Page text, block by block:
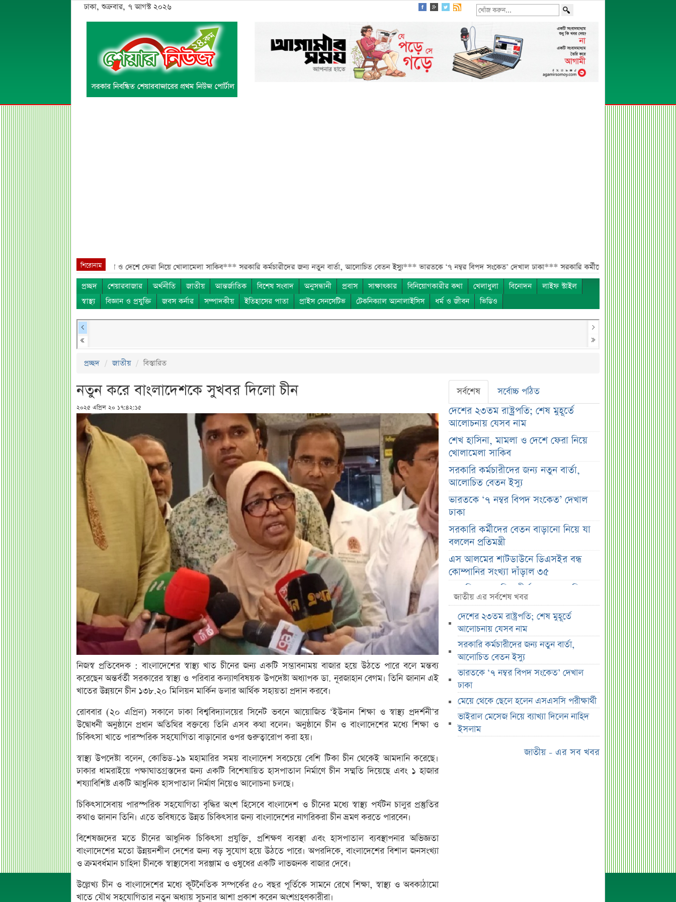
ঢাকা, শুক্রবার, ৭ আগস্ট ২০২৬
শিরোনাম
শেখ হাসিনা, মামলা ও দেশে ফেরা নিয়ে খোলামেলা সাকিব*** সরকারি কর্মচারীদের জন্য নতুন বার্তা, আলোচিত বেতন ইস্যু*** ভারতকে ‘৭ নম্বর বিপদ সংকেত’ দেখাল ঢাকা*** সরকারি কর্মীদের বেতন বাড়ানো নিয়ে যা বললেন
প্রচ্ছদ
শেয়ারবাজার অর্থনীতি জাতীয় আন্তর্জাতিক বিশেষ সংবাদ অনুসন্ধানী প্রবাস সাক্ষাৎকার বিনিয়োগকারীর কথা খেলাধুলা বিনোদন
লাইফ স্টাইল
স্বাস্থ্য
বিজ্ঞান ও প্রযুক্তি জবস কর্নার সম্পাদকীয় ইতিহাসের পাতা প্রাইস সেনসেটিভ টেকনিক্যাল অ্যনালাইসিস ধর্ম ও জীবন ভিডিও
প্রচ্ছদ জাতীয় বিস্তারিত
নতুন করে বাংলাদেশকে সুখবর দিলো চীন
২০২৫ এপ্রিল ২০ ১৭:৪২:১৫
নিজস্ব প্রতিবেদক : বাংলাদেশের স্বাস্থ্য খাত চীনের জন্য একটি সম্ভাবনাময় বাজার হয়ে উঠতে পারে বলে মন্তব্য
করেছেন অন্তর্বর্তী সরকারের স্বাস্থ্য ও পরিবার কল্যাণবিষয়ক উপদেষ্টা অধ্যাপক ডা. নূরজাহান বেগম। তিনি জানান এই
খাতের উন্নয়নে চীন ১৩৮.২০ মিলিয়ন মার্কিন ডলার আর্থিক সহায়তা প্রদান করবে।
রোববার (২০ এপ্রিল) সকালে ঢাকা বিশ্ববিদ্যালয়ের সিনেট ভবনে আয়োজিত ‘ইউনান শিক্ষা ও স্বাস্থ্য প্রদর্শনী’র
উদ্বোধনী অনুষ্ঠানে প্রধান অতিথির বক্তব্যে তিনি এসব কথা বলেন। অনুষ্ঠানে চীন ও বাংলাদেশের মধ্যে শিক্ষা ও
চিকিৎসা খাতে পারস্পরিক সহযোগিতা বাড়ানোর ওপর গুরুত্বারোপ করা হয়।
স্বাস্থ্য উপদেষ্টা বলেন, কোভিড-১৯ মহামারির সময় বাংলাদেশ সবচেয়ে বেশি টিকা চীন থেকেই আমদানি করেছে।
ঢাকার ধামরাইয়ে পক্ষাঘাতগ্রস্তদের জন্য একটি বিশেষায়িত হাসপাতাল নির্মাণে চীন সম্মতি দিয়েছে এবং ১ হাজার
শয্যাবিশিষ্ট একটি আধুনিক হাসপাতাল নির্মাণ নিয়েও আলোচনা চলছে।
চিকিৎসাসেবায় পারস্পরিক সহযোগিতা বৃদ্ধির অংশ হিসেবে বাংলাদেশ ও চীনের মধ্যে স্বাস্থ্য পর্যটন চালুর প্রস্তুতির
কথাও জানান তিনি। এতে ভবিষ্যতে উন্নত চিকিৎসার জন্য বাংলাদেশের নাগরিকরা চীন ভ্রমণ করতে পারবেন।
বিশেষজ্ঞদের মতে চীনের আধুনিক চিকিৎসা প্রযুক্তি, প্রশিক্ষণ ব্যবস্থা এবং হাসপাতাল ব্যবস্থাপনার অভিজ্ঞতা
বাংলাদেশের মতো উন্নয়নশীল দেশের জন্য বড় সুযোগ হয়ে উঠতে পারে। অপরদিকে, বাংলাদেশের বিশাল জনসংখ্যা
ও ক্রমবর্ধমান চাহিদা চীনকে স্বাস্থ্যসেবা সরঞ্জাম ও ওষুধের একটি লাভজনক বাজার দেবে।
উল্লেখ্য চীন ও বাংলাদেশের মধ্যে কূটনৈতিক সম্পর্কের ৫০ বছর পূর্তিকে সামনে রেখে শিক্ষা, স্বাস্থ্য ও অবকাঠামো
খাতে যৌথ সহযোগিতার নতুন অধ্যায় সূচনার আশা প্রকাশ করেন অংশগ্রহণকারীরা।
সর্বশেষ সর্বোচ্চ পঠিত
দেশের ২৩তম রাষ্ট্রপতি; শেষ মুহূর্তে
আলোচনায় যেসব নাম
শেখ হাসিনা, মামলা ও দেশে ফেরা নিয়ে
খোলামেলা সাকিব
সরকারি কর্মচারীদের জন্য নতুন বার্তা,
আলোচিত বেতন ইস্যু
ভারতকে ‘৭ নম্বর বিপদ সংকেত’ দেখাল
ঢাকা
সরকারি কর্মীদের বেতন বাড়ানো নিয়ে যা
বললেন প্রতিমন্ত্রী
এস আলমের শাটডাউনে ডিএসইর বন্ধ
কোম্পানির সংখ্যা দাঁড়াল ৩৫
সাপ্তাহিক দর বৃদ্ধির শীর্ষ ১০ কোম্পানি
সাপ্তাহিক দর পতনের শীর্ষ ১০ কোম্পানি
সাপ্তাহিক লেনদেনের শীর্ষ ১০ কোম্পানি
মেয়ে থেকে ছেলে হলেন এসএসসি
পরীক্ষার্থী
বিয়ের আগেই গর্ভবতী, মেয়েকে নদীতে
ডুবিয়ে হত্যা বাবার
ভাইরাল মেসেজ নিয়ে ব্যাখ্যা দিলেন নাহিদ
ইসলাম
তাপমাত্রা নিয়ে নতুন পূর্বাভাস দিল
সহপাঠীদের ব্যক্তিগত ছবি বিদেশে
জাতীয় এর সর্বশেষ খবর
দেশের ২৩তম রাষ্ট্রপতি; শেষ মুহূর্তে
আলোচনায় যেসব নাম
সরকারি কর্মচারীদের জন্য নতুন বার্তা,
আলোচিত বেতন ইস্যু
ভারতকে ‘৭ নম্বর বিপদ সংকেত’ দেখাল
ঢাকা
মেয়ে থেকে ছেলে হলেন এসএসসি পরীক্ষার্থী
ভাইরাল মেসেজ নিয়ে ব্যাখ্যা দিলেন নাহিদ
ইসলাম
জাতীয় - এর সব খবর